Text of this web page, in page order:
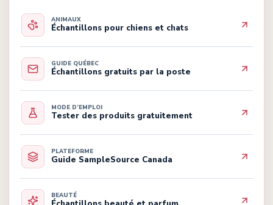
ANIMAUX
Échantillons pour chiens et chats
GUIDE QUÉBEC
Échantillons gratuits par la poste
MODE D’EMPLOI
Tester des produits gratuitement
PLATEFORME
Guide SampleSource Canada
BEAUTÉ